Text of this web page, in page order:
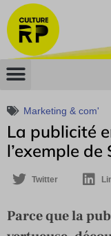
Marketing & com'
La publicité
l’exemple
Twitter
Parce que la